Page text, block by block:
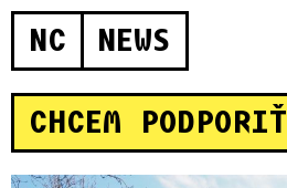
NC NEWS
CHCEM PODPORIŤ